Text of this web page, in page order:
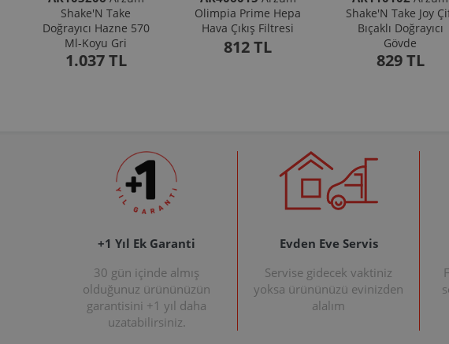
Shake'N Take
Doğrayıcı Hazne 570
Ml-Koyu Gri
1.037 TL
Olimpia Prime Hepa
Hava Çıkış Filtresi
812 TL
Shake'N Take Joy
Bıçaklı Doğrayıcı
Gövde
829 TL
+1 Yıl Ek Garanti
30 gün içinde almış
olduğunuz ürününüzün
garantisini +1 yıl daha
uzatabilirsiniz.
Evden Eve Servis
Servise gidecek vaktiniz
yoksa ürününüzü evinizden
alalım